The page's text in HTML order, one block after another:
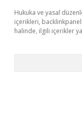
Hukuka ve yasal
içerikleri,
halinde, ilgili içerikler